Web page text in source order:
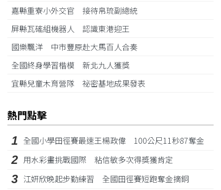
嘉縣重寮小外交官 接待帛琉副總統
屏縣瓦磘組機器人 認識東港迎王
國樂飄洋 中市豐原赴大馬百人合奏
全國終身學習楷模 新北九人獲獎
宜縣兒童木育營隊 祕密基地成果發表
熱門點擊
1 全國小學田徑賽最速王楊政偉 100公尺11秒87奪金
2 用水彩畫挑戰國際 粘信敏多次得獎獲肯定
3 江姸欣晚起步勤練習 全國田徑賽短跑奪金摘銅